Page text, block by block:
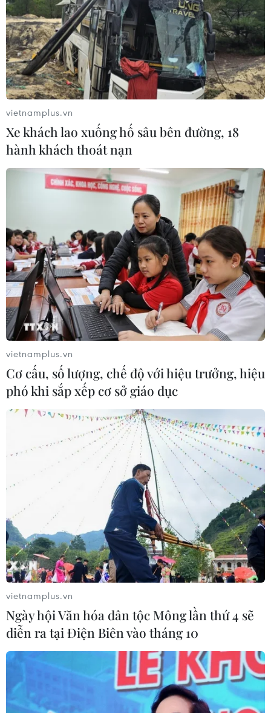
vietnamplus.vn
Xe khách lao xuống hố sâu bên đường, 18
hành khách thoát nạn
vietnamplus.vn
Cơ cấu, số lượng, chế độ với hiệu trưởng, hiệu
phó khi sắp xếp cơ sở giáo dục
vietnamplus.vn
Ngày hội Văn hóa dân tộc Mông lần thứ 4 sẽ
diễn ra tại Điện Biên vào tháng 10